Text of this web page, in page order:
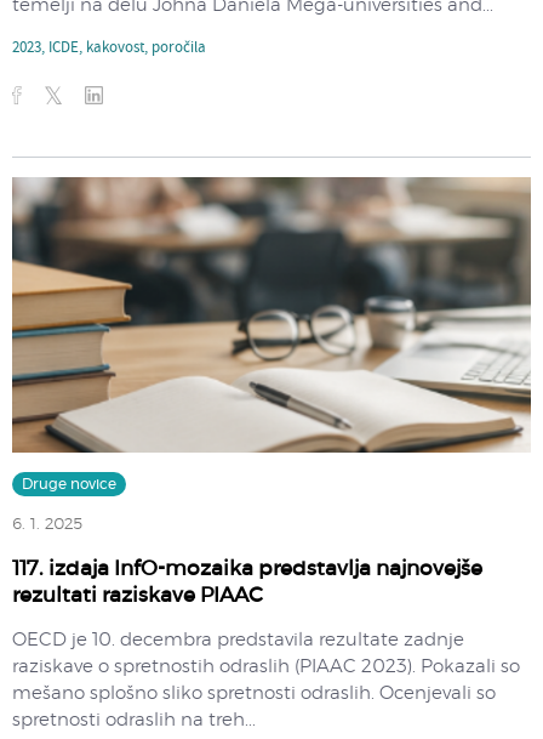
temelji na delu Johna Daniela Mega-universities and...
2023, ICDE, kakovost, poročila
Druge novice
6. 1. 2025
117. izdaja InfO-mozaika predstavlja najnovejše
rezultati raziskave PIAAC
OECD je 10. decembra predstavila rezultate zadnje
raziskave o spretnostih odraslih (PIAAC 2023). Pokazali so
mešano splošno sliko spretnosti odraslih. Ocenjevali so
spretnosti odraslih na treh...